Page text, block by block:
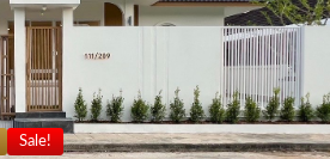
Sale!